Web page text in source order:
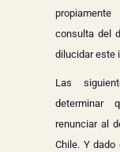
consulta del
dilucidar este
Las
determinar
renunciar al
Chile. Y